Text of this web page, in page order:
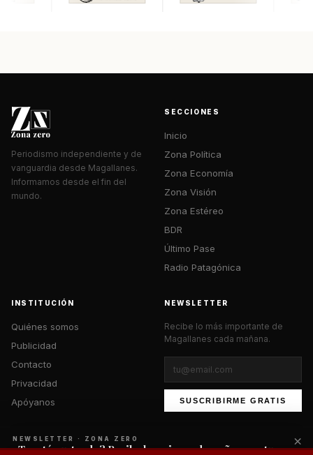
Periodismo independiente y de
vanguardia desde Magallanes.
Informamos desde el fin del
mundo.
SECCIONES
Inicio
Zona Política
Zona Economía
Zona Visión
Zona Estéreo
BDR
Último Pase
Radio Patagónica
INSTITUCIÓN
Quiénes somos
Publicidad
Contacto
Privacidad
Apóyanos
NEWSLETTER
Recibe lo más importante de
Magallanes cada mañana.
SUSCRIBIRME GRATIS
NEWSLETTER · ZONA ZERO
¿Te está gustando? Recibe lo mejor cada mañana en tu ×